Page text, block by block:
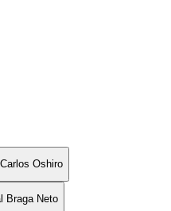
Oshiro
Braga Neto